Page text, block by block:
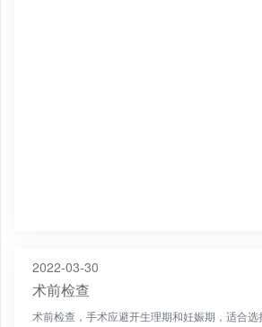
2022-03-30
术前检查
术前检查，手术应避开生理期和妊娠期，适合